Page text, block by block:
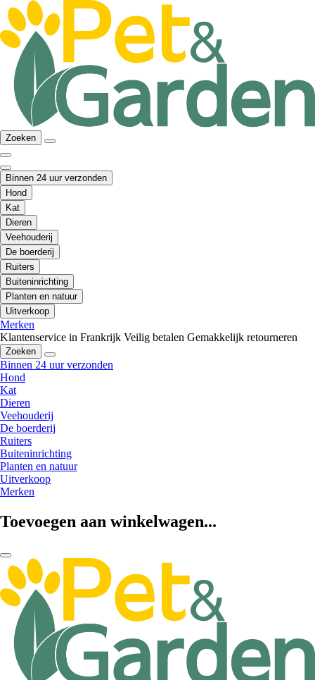
Zoeken
Binnen 24 uur verzonden
Hond
Kat
Dieren
Veehouderij
De boerderij
Ruiters
Buiteninrichting
Planten en natuur
Uitverkoop
Merken
Klantenservice in Frankrijk Veilig betalen Gemakkelijk retourneren
Zoeken
Binnen 24 uur verzonden
Hond
Kat
Dieren
Veehouderij
De boerderij
Ruiters
Buiteninrichting
Planten en natuur
Uitverkoop
Merken
Toevoegen aan winkelwagen...